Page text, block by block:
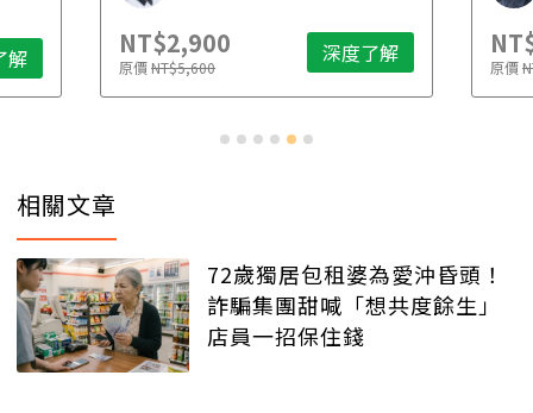
解 NT$2,900
原價NT$5,600 深度了解 原價
相關文章
72歲獨居包租婆為愛沖昏頭！
詐騙集團甜喊「想共度餘生」
店員一招保住錢